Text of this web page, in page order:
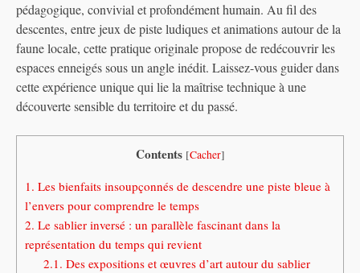
pédagogique, convivial et profondément humain. Au fil des
descentes, entre jeux de piste ludiques et animations autour de la
faune locale, cette pratique originale propose de redécouvrir les
espaces enneigés sous un angle inédit. Laissez-vous guider dans
cette expérience unique qui lie la maîtrise technique à une
découverte sensible du territoire et du passé.
Contents [Cacher]
1. Les bienfaits insoupçonnés de descendre une piste bleue à
l’envers pour comprendre le temps
2. Le sablier inversé : un parallèle fascinant dans la
représentation du temps qui revient
2.1. Des expositions et œuvres d’art autour du sablier